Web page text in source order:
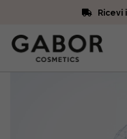
Ricevi
Iscriviti alla